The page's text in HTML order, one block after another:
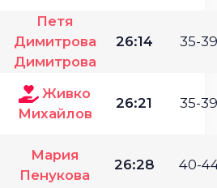
Петя
Димитрова
Димитрова
26:14 35-
Живко
Михайлов
26:21 35-
Мария
Пенукова
26:28 40-